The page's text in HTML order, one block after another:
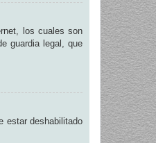
los cuales son
guardia legal, que
estar deshabilitado